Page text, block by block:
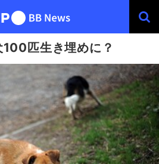
匹生き埋めに？